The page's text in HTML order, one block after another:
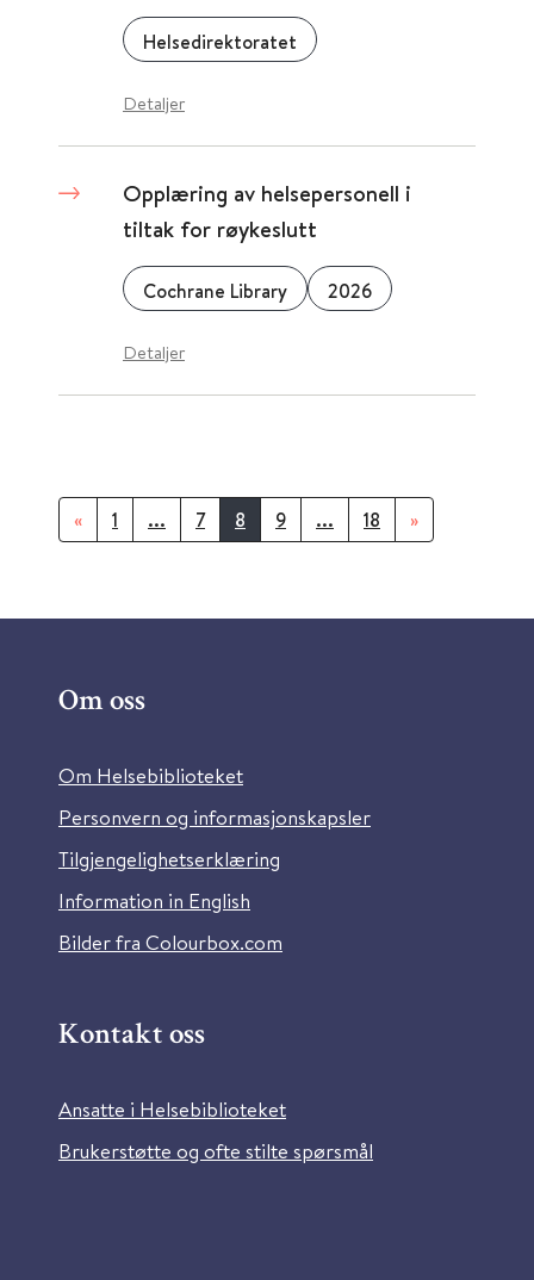
Helsedirektoratet
Detaljer
Opplæring av helsepersonell i
tiltak for røykeslutt
Cochrane Library 2026
Detaljer
« 1 ... 7 8 9 ... 18 »
Om oss
Om Helsebiblioteket
Personvern og informasjonskapsler
Tilgjengelighetserklæring
Information in English
Bilder fra Colourbox.com
Kontakt oss
Ansatte i Helsebiblioteket
Brukerstøtte og ofte stilte spørsmål